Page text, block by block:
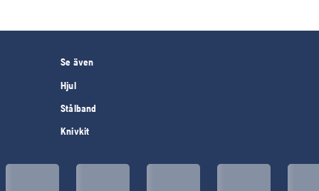
Se även
Hjul
Stålband
Knivkit